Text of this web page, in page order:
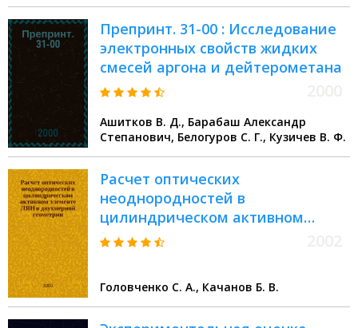
Препринт. 31-00 : Исследование
электронных свойств жидких
смесей аргона и дейтерометана
Ашитков В. Д., Барабаш Александр
Степанович, Белогуров С. Г., Кузичев В. Ф.
Расчет оптических
неоднородностей в
цилиндрическом активном
элементе ЛЯН в двухмерной
Головченко С. А., Качанов Б. В.